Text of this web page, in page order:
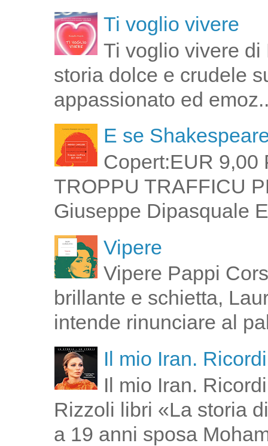
Ti voglio vivere
Ti voglio vivere
storia dolce e crudele
appassionato ed
E se
Copert:EUR 9,00
TROPPU TRAFFICU
Giuseppe Dipasquale
Vipere
Vipere Pappi
brillante e schietta,
intende rinunciare al
Il mio Iran.
Il mio Iran.
Rizzoli libri «La storia
a 19 anni sposa